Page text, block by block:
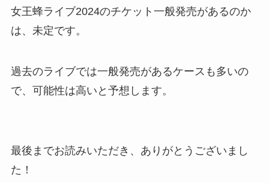
女王蜂ライブ2024のチケット一般発売があるのか
は、未定です。
過去のライブでは一般発売があるケースも多いの
で、可能性は高いと予想します。
最後までお読みいただき、ありがとうございまし
た！